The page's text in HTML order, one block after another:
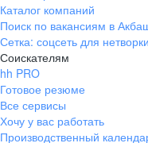
Каталог компаний
Поиск по вакансиям в
Сетка: соцсеть для
Соискателям
hh PRO
Готовое резюме
Все сервисы
Хочу у вас работать
Производственный